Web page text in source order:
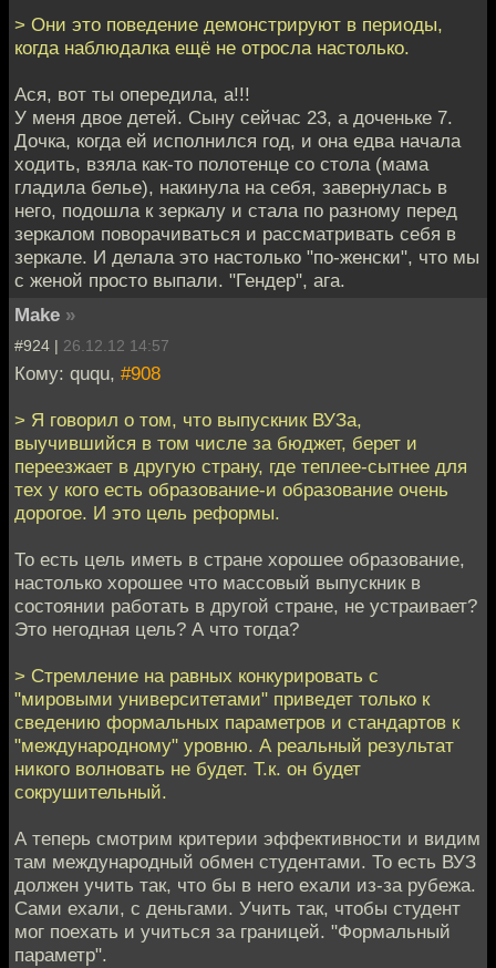
> Они это поведение демонстрируют в периоды,
когда наблюдалка ещё не отросла настолько.
Ася, вот ты опередила, а!!!
У меня двое детей. Сыну сейчас 23, а доченьке 7.
Дочка, когда ей исполнился год, и она едва начала
ходить, взяла как-то полотенце со стола (мама
гладила белье), накинула на себя, завернулась в
него, подошла к зеркалу и стала по разному перед
зеркалом поворачиваться и рассматривать себя в
зеркале. И делала это настолько "по-женски", что мы
с женой просто выпали. "Гендер", ага.
Make »
#924 | 26.12.12 14:57
Кому: ququ, #908
> Я говорил о том, что выпускник ВУЗа,
выучившийся в том числе за бюджет, берет и
переезжает в другую страну, где теплее-сытнее для
тех у кого есть образование-и образование очень
дорогое. И это цель реформы.
То есть цель иметь в стране хорошее образование,
настолько хорошее что массовый выпускник в
состоянии работать в другой стране, не устраивает?
Это негодная цель? А что тогда?
> Стремление на равных конкурировать с
"мировыми университетами" приведет только к
сведению формальных параметров и стандартов к
"международному" уровню. А реальный результат
никого волновать не будет. Т.к. он будет
сокрушительный.
А теперь смотрим критерии эффективности и видим
там международный обмен студентами. То есть ВУЗ
должен учить так, что бы в него ехали из-за рубежа.
Сами ехали, с деньгами. Учить так, чтобы студент
мог поехать и учиться за границей. "Формальный
параметр".